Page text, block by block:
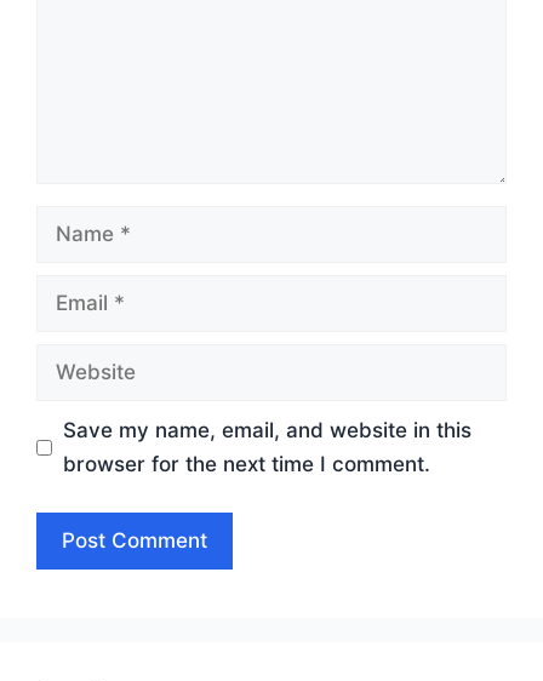
Name
Email
Website
Save my name, email, and website in this
browser for the next time I comment.